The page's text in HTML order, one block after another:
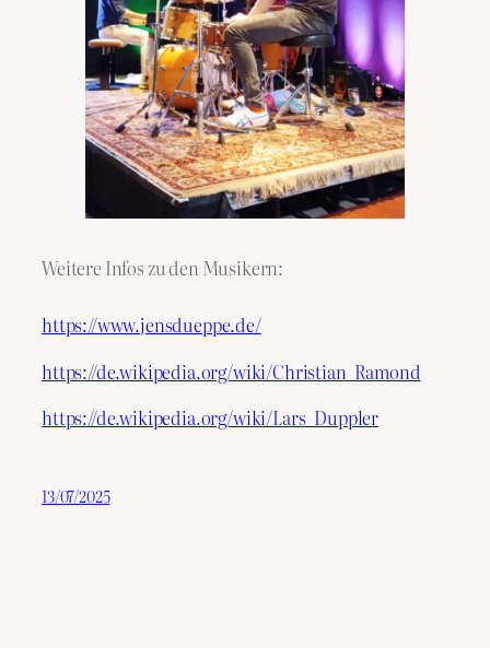
Weitere Infos zu den Musikern:
https://www.jensdueppe.de/
https://de.wikipedia.org/wiki/Christian_Ramond
https://de.wikipedia.org/wiki/Lars_Duppler
13/07/2025